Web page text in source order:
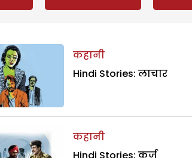
कहानी
Hindi Stories: लाचार
कहानी